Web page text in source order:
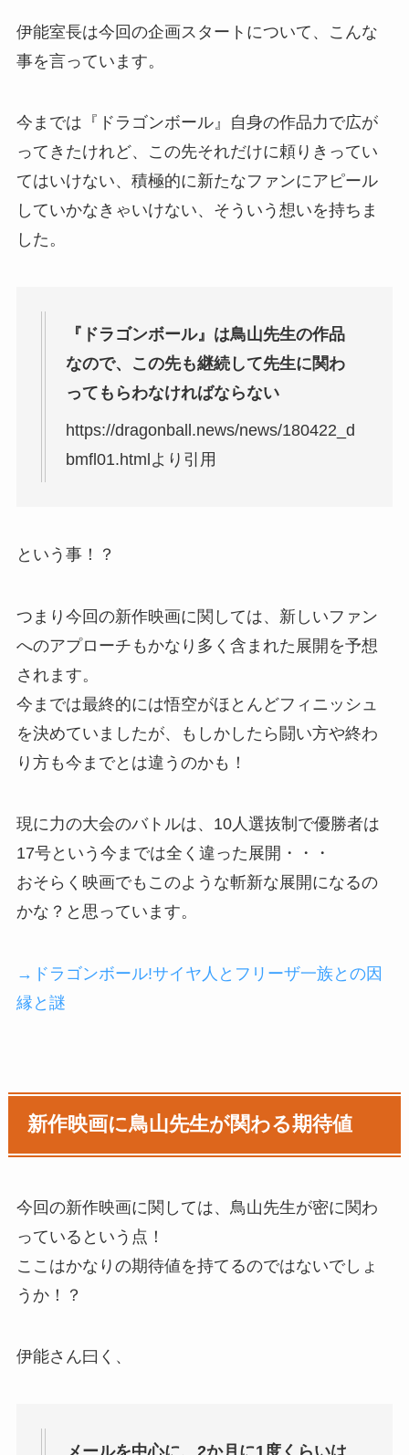
伊能室長は今回の企画スタートについて、こんな
事を言っています。
今までは『ドラゴンボール』自身の作品力で広が
ってきたけれど、この先それだけに頼りきってい
てはいけない、積極的に新たなファンにアピール
していかなきゃいけない、そういう想いを持ちま
した。
『ドラゴンボール』は鳥山先生の作品
なので、この先も継続して先生に関わ
ってもらわなければならない
https://dragonball.news/news/180422_d
bmfl01.htmlより引用
という事！？
つまり今回の新作映画に関しては、新しいファン
へのアプローチもかなり多く含まれた展開を予想
されます。
今までは最終的には悟空がほとんどフィニッシュ
を決めていましたが、もしかしたら闘い方や終わ
り方も今までとは違うのかも！
現に力の大会のバトルは、10人選抜制で優勝者は
17号という今までは全く違った展開・・・
おそらく映画でもこのような斬新な展開になるの
かな？と思っています。
→ドラゴンボール!サイヤ人とフリーザ一族との因
縁と謎
新作映画に鳥山先生が関わる期待値
今回の新作映画に関しては、鳥山先生が密に関わ
っているという点！
ここはかなりの期待値を持てるのではないでしょ
うか！？
伊能さん曰く、
メールを中心に、2か月に1度くらいは